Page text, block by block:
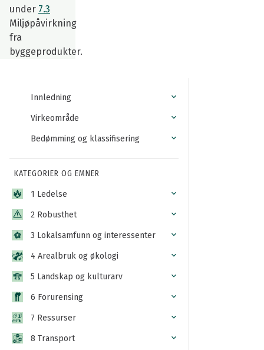
under 7.3
Miljøpåvirkning
fra
byggeprodukter.
Innledning
Virkeområde
Bedømming og klassifisering
KATEGORIER OG EMNER
1 Ledelse
2 Robusthet
3 Lokalsamfunn og interessenter
4 Arealbruk og økologi
5 Landskap og kulturarv
6 Forurensing
7 Ressurser
8 Transport